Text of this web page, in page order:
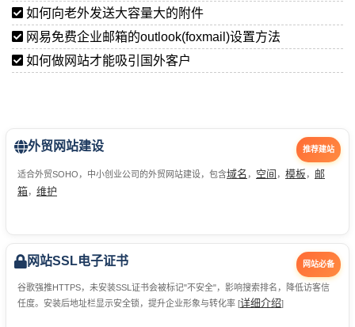
如何向老外发送大容量大的附件
网易免费企业邮箱的outlook(foxmail)设置方法
如何做网站才能吸引国外客户
推荐建站
外贸网站建设
适合外贸SOHO，中小创业公司的外贸网站建设，包含域名 ， 空间 ， 模板 ， 邮
箱， 维护
网站必备
网站SSL电子证书
谷歌强推HTTPS，未安装SSL证书会被标记"不安全"，影响搜索排名，降低访客信
任度。安装后地址栏显示安全锁，提升企业形象与转化率 [详细介绍]